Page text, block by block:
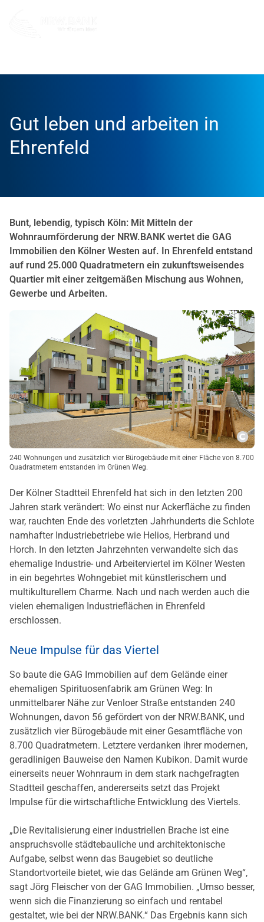
Gut leben und arbeiten in
Ehrenfeld
Bunt, lebendig, typisch Köln: Mit Mitteln der
Wohnraumförderung der NRW.BANK wertet die GAG
Immobilien den Kölner Westen auf. In Ehrenfeld entstand
auf rund 25.000 Quadratmetern ein zukunftsweisendes
Quartier mit einer zeitgemäßen Mischung aus Wohnen,
Gewerbe und Arbeiten.
240 Wohnungen und zusätzlich vier Bürogebäude mit einer Fläche von 8.700
Quadratmetern entstanden im Grünen Weg.
Der Kölner Stadtteil Ehrenfeld hat sich in den letzten 200
Jahren stark verändert: Wo einst nur Ackerfläche zu finden
war, rauchten Ende des vorletzten Jahrhunderts die Schlote
namhafter Industriebetriebe wie Helios, Herbrand und
Horch. In den letzten Jahrzehnten verwandelte sich das
ehemalige Industrie- und Arbeiterviertel im Kölner Westen
in ein begehrtes Wohngebiet mit künstlerischem und
multikulturellem Charme. Nach und nach werden auch die
vielen ehemaligen Industrieflächen in Ehrenfeld
erschlossen.
Neue Impulse für das Viertel
So baute die GAG Immobilien auf dem Gelände einer
ehemaligen Spirituosenfabrik am Grünen Weg: In
unmittelbarer Nähe zur Venloer Straße entstanden 240
Wohnungen, davon 56 gefördert von der NRW.BANK, und
zusätzlich vier Bürogebäude mit einer Gesamtfläche von
8.700 Quadratmetern. Letztere verdanken ihrer modernen,
geradlinigen Bauweise den Namen Kubikon. Damit wurde
einerseits neuer Wohnraum in dem stark nachgefragten
Stadtteil geschaffen, andererseits setzt das Projekt
Impulse für die wirtschaftliche Entwicklung des Viertels.
„Die Revitalisierung einer industriellen Brache ist eine
anspruchsvolle städtebauliche und architektonische
Aufgabe, selbst wenn das Baugebiet so deutliche
Standortvorteile bietet, wie das Gelände am Grünen Weg“,
sagt Jörg Fleischer von der GAG Immobilien. „Umso besser,
wenn sich die Finanzierung so einfach und rentabel
gestaltet, wie bei der NRW.BANK.“ Das Ergebnis kann sich